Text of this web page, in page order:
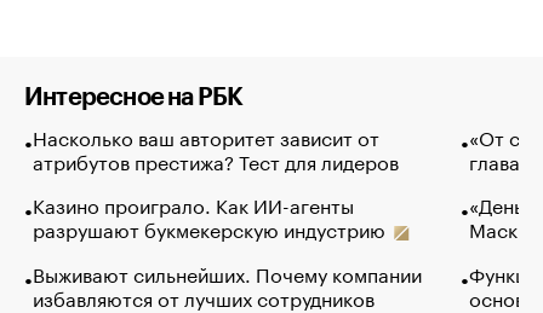
Интересное на РБК
Насколько ваш авторитет зависит от
атрибутов престижа? Тест для лидеров
Казино проиграло. Как ИИ-агенты
разрушают букмекерскую индустрию
Выживают сильнейших. Почему компании
избавляются от лучших сотрудников
«От
глава
Маск в
основ